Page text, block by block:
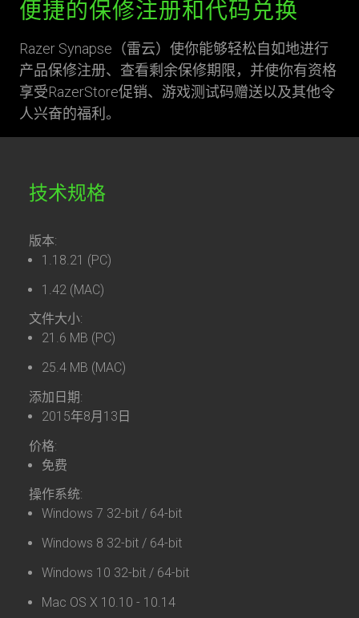
便捷的保修注册和代码兑换
Razer Synapse（雷云）使你能够轻松自如地进行
产品保修注册、查看剩余保修期限，并使你有资格
享受RazerStore促销、游戏测试码赠送以及其他令
人兴奋的福利。
技术规格
版本:
1.18.21 (PC)
1.42 (MAC)
文件大小:
21.6 MB (PC)
25.4 MB (MAC)
添加日期:
2015年8月13日
价格:
免费
操作系统:
Windows 7 32-bit / 64-bit
Windows 8 32-bit / 64-bit
Windows 10 32-bit / 64-bit
Mac OS X 10.10 - 10.14